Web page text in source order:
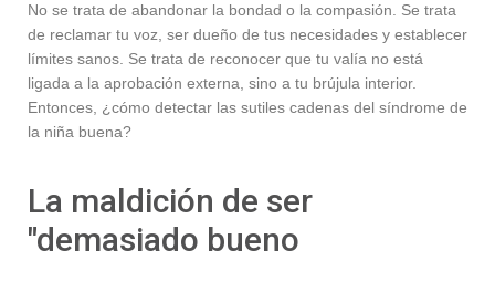
No se trata de abandonar la bondad o la compasión. Se trata
de reclamar tu voz, ser dueño de tus necesidades y establecer
límites sanos. Se trata de reconocer que tu valía no está
ligada a la aprobación externa, sino a tu brújula interior.
Entonces, ¿cómo detectar las sutiles cadenas del síndrome de
la niña buena?
La maldición de ser
"demasiado bueno